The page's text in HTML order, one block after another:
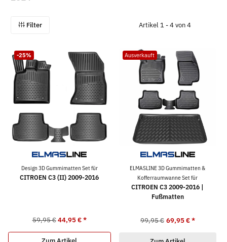
Filter Artikel 1 - 4 von 4
-25%
Design 3D Gummimatten Set für
CITROEN C3 (II) 2009-2016
59,95 € 44,95 €*
Ausverkauft
ELMASLINE 3D Gummimatten &
Kofferraumwanne Set für
CITROEN C3 2009-2016 |
Fußmatten
99,95 € 69,95 €*